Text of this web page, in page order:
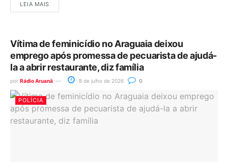
LEIA MAIS
Vítima de feminicídio no Araguaia deixou
emprego após promessa de pecuarista de ajudá-
la a abrir restaurante, diz família
por Rádio Aruanã 8 de julho de 2026 0
POLÍCIA